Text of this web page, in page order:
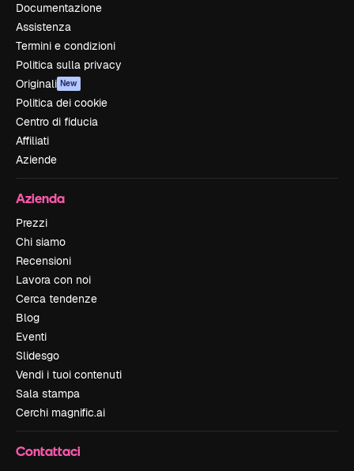
Documentazione
Assistenza
Termini e condizioni
Politica sulla privacy
Originali New
Politica dei cookie
Centro di fiducia
Affiliati
Aziende
Azienda
Prezzi
Chi siamo
Recensioni
Lavora con noi
Cerca tendenze
Blog
Eventi
Slidesgo
Vendi i tuoi contenuti
Sala stampa
Cerchi magnific.ai
Contattaci